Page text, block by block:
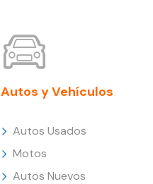
Autos y Vehículos
Autos Usados
Motos
Autos Nuevos